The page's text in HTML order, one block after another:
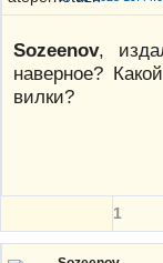
Sozeenov,
наверное?
вилки?
1